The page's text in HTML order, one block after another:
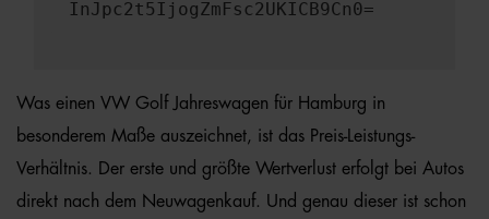
InJpc2t5IjogZmFsc2UKICB9Cn0=
Was einen VW Golf Jahreswagen für Hamburg in
besonderem Maße auszeichnet, ist das Preis-Leistungs-
Verhältnis. Der erste und größte Wertverlust erfolgt bei Autos
direkt nach dem Neuwagenkauf. Und genau dieser ist schon